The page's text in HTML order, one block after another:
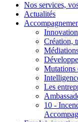
Nos services,
Actualités
Création,
Mutations
Les
10 -